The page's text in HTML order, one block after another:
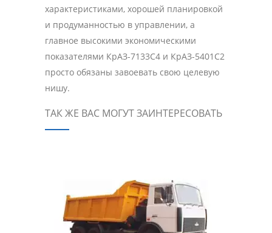
характеристиками, хорошей планировкой
и продуманностью в управлении, а
главное высокими экономическими
показателями КрАЗ-7133С4 и КрАЗ-5401С2
просто обязаны завоевать свою целевую
нишу.
ТАК ЖЕ ВАС МОГУТ ЗАИНТЕРЕСОВАТЬ